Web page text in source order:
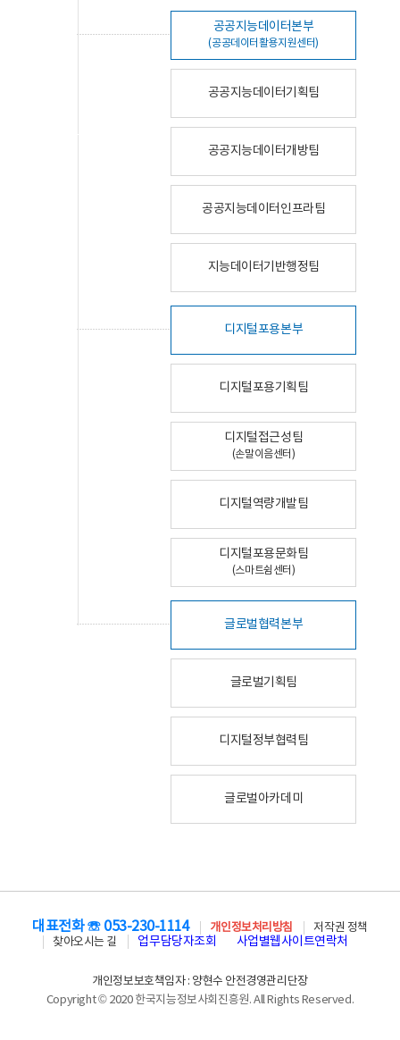
공공지능데이터본부
(공공데이터활용지원센터)
공공지능데이터기획팀
공공지능데이터개방팀
공공지능데이터인프라팀
지능데이터기반행정팀
디지털포용본부
디지털포용기획팀
디지털접근성팀
(손말이음센터)
디지털역량개발팀
디지털포용문화팀
(스마트쉼센터)
글로벌협력본부
글로벌기획팀
디지털정부협력팀
글로벌아카데미
대표전화 ☏ 053-230-1114 개인정보처리방침
저작권 정책
찾아오시는 길
업무담당자조회 사업별웹사이트연락처
개인정보보호책임자 : 양현수 안전경영관리단장
Copyright © 2020 한국지능정보사회진흥원. All Rights Reserved.